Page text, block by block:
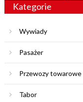
Kategorie
Wywiady
Pasażer
Przewozy towarowe
Tabor